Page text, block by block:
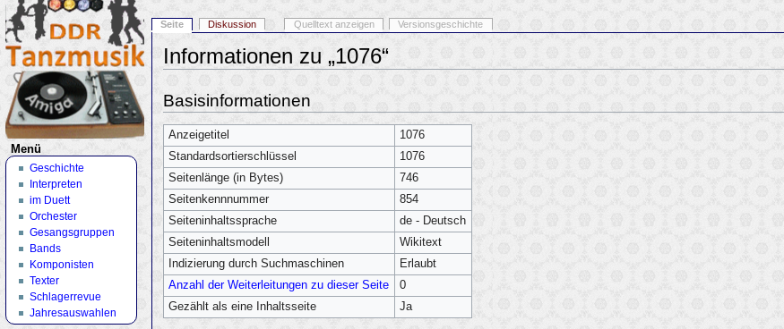
Informationen zu „1076“
Basisinformationen
Anzeigetitel
1076
Standardsortierschlüssel
1076
Seitenlänge (in Bytes)
746
Seitenkennnummer
854
Seiteninhaltssprache
de - Deutsch
Seiteninhaltsmodell
Wikitext
Indizierung durch Suchmaschinen
Erlaubt
Anzahl der Weiterleitungen zu dieser Seite
0
Gezählt als eine Inhaltsseite
Ja
Seite Diskussion Quelltext anzeigen Versionsgeschichte
Menü
Geschichte
Interpreten
im Duett
Orchester
Gesangsgruppen
Bands
Komponisten
Texter
Schlagerrevue
Jahresauswahlen